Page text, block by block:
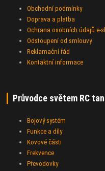
Obchodní podmínky
Doprava a platba
Ochrana osobních údajů e-
Odstoupení od smlouvy
Reklamační řád
Kontaktní informace
Průvodce světem RC
Bojový systém
Funkce a díly
Kovové části
Frekvence
Převodovky